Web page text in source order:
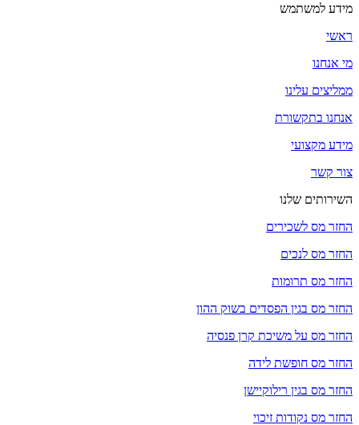
מידע למשתמש
ראשי
מי אנחנו
ממליצים עלינו
אנחנו בתקשורת
מידע מקצועי
צור קשר
השירותים שלנו
החזר מס לשכירים
החזר מס לנכים
החזר מס תרומות
החזר מס בגין הפסדים בשוק ההון
החזר מס על משיכת קרן פנסיה
החזר מס חופשת לידה
החזר מס בגין רילוקיישן
החזר מס נקודות זיכוי